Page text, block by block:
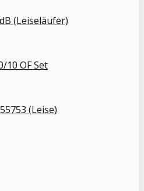
(Leiseläufer)
10 OF Set
(Leise)